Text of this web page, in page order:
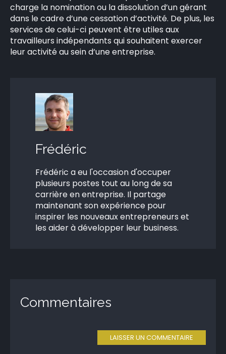
charge la nomination ou la dissolution d’un gérant
dans le cadre d’une cessation d’activité. De plus, les
services de celui-ci peuvent être utiles aux
travailleurs indépendants qui souhaitent exercer
leur activité au sein d’une entreprise.
Frédéric
Frédéric a eu l'occasion d'occuper
plusieurs postes tout au long de sa
carrière en entreprise. Il partage
maintenant son expérience pour
inspirer les nouveaux entrepreneurs et
les aider à développer leur business.
Commentaires
LAISSER UN COMMENTAIRE